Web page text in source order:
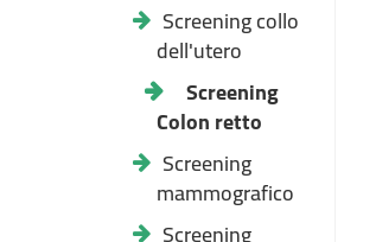
Screening collo
dell'utero
Screening
Colon retto
Screening
mammografico